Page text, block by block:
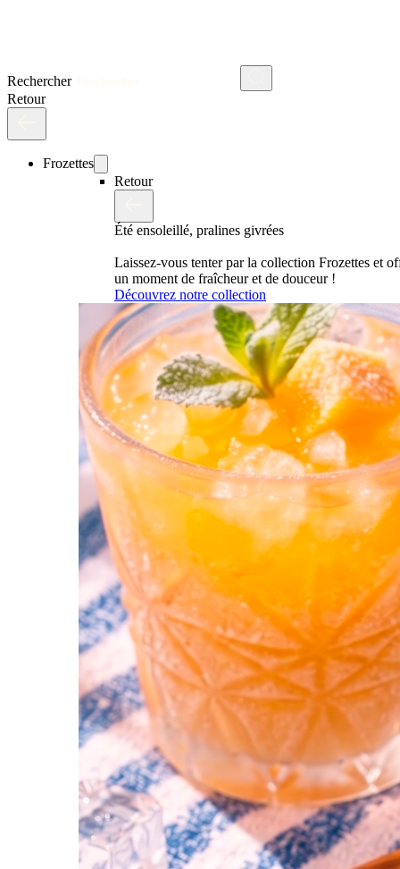
Rechercher
Retour
Frozettes
Retour
Été ensoleillé, pralines givrées
Laissez-vous tenter par la collection Frozettes et
un moment de fraîcheur et de douceur !
Découvrez notre collection